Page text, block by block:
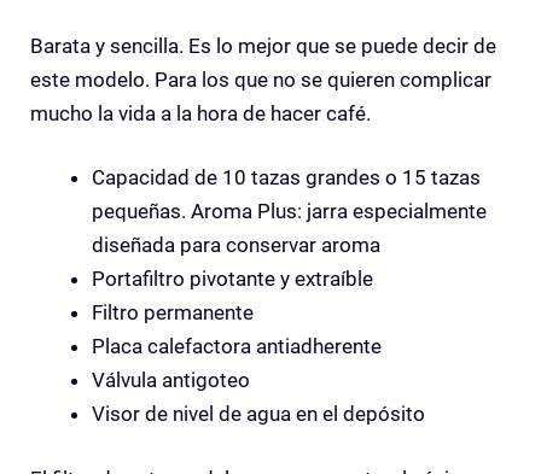
Barata y sencilla. Es lo mejor que se puede decir de
este modelo. Para los que no se quieren complicar
mucho la vida a la hora de hacer café.
Capacidad de 10 tazas grandes o 15 tazas
pequeñas. Aroma Plus: jarra especialmente
diseñada para conservar aroma
Portafiltro pivotante y extraíble
Filtro permanente
Placa calefactora antiadherente
Válvula antigoteo
Visor de nivel de agua en el depósito